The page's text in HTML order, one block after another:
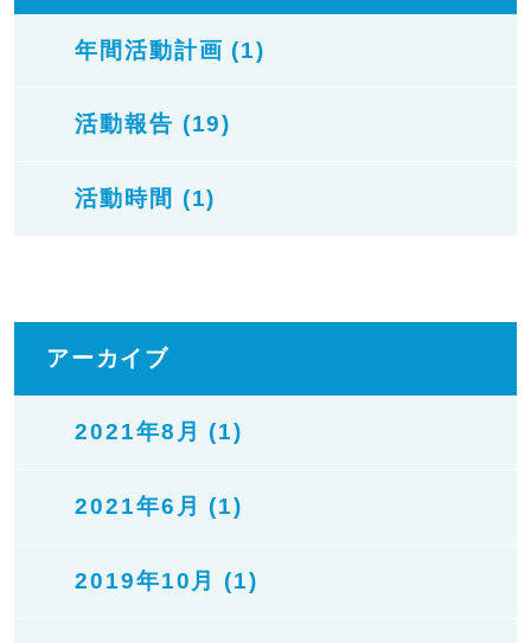
年間活動計画 (1)
活動報告 (19)
活動時間 (1)
アーカイブ
2021年8月 (1)
2021年6月 (1)
2019年10月 (1)